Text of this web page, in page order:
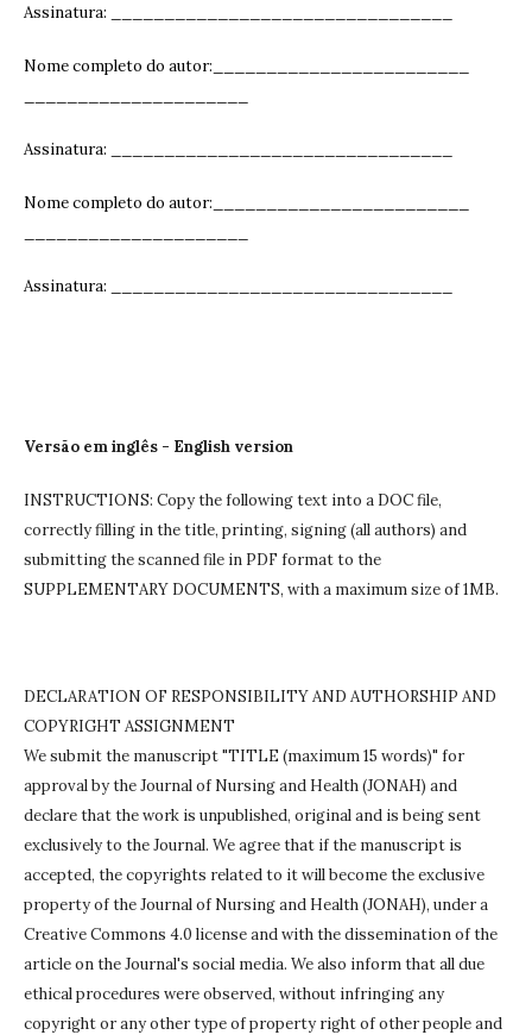
Assinatura: ______________________________
Nome completo do autor:________________________
Assinatura: ______________________________
Nome completo do autor:________________________
Assinatura: ______________________________
Versão em inglês - English version
INSTRUCTIONS: Copy the following text into a DOC file,
correctly filling in the title, printing, signing (all authors) and
submitting the scanned file in PDF format to the
SUPPLEMENTARY DOCUMENTS, with a maximum size of 1MB.
DECLARATION OF RESPONSIBILITY AND AUTHORSHIP AND
COPYRIGHT ASSIGNMENT
We submit the manuscript "TITLE (maximum 15 words)" for
approval by the Journal of Nursing and Health (JONAH) and
declare that the work is unpublished, original and is being sent
exclusively to the Journal. We agree that if the manuscript is
accepted, the copyrights related to it will become the exclusive
property of the Journal of Nursing and Health (JONAH), under a
Creative Commons 4.0 license and with the dissemination of the
article on the Journal's social media. We also inform that all due
ethical procedures were observed, without infringing any
copyright or any other type of property right of other people and